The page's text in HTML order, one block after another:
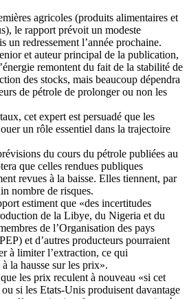
agricoles (produits alimentaires et
le rapport prévoit un modeste
un redressement l’année prochaine.
et auteur principal de la publication,
remontent du fait de la stabilité de
des stocks, mais beaucoup dépendra
de pétrole de prolonger ou non les
cet expert est persuadé que les
un rôle essentiel dans la trajectoire
du cours du pétrole publiées au
que celles rendues publiques
revues à la baisse. Elles tiennent, par
nombre de risques.
estiment que «des incertitudes
de la Libye, du Nigeria et du
de l’Organisation des pays
et d’autres producteurs pourraient
à limiter l’extraction, ce qui
la hausse sur les prix».
les prix reculent à nouveau «si cet
si les Etats-Unis produisent davantage